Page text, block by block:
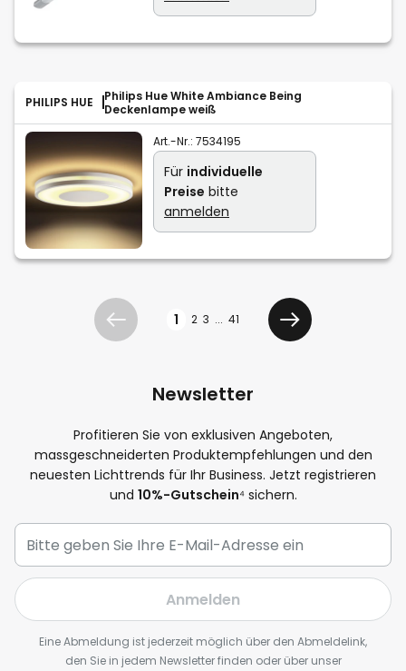
PHILIPS HUE
Philips Hue White Ambiance Being
Deckenlampe weiß
Art.-Nr.: 7534195
Für individuelle
Preise bitte
anmelden
Zurück 1 2 3 ... 41
Weiter
Newsletter
Profitieren Sie von exklusiven Angeboten,
massgeschneiderten Produktempfehlungen und den
neuesten Lichttrends für Ihr Business. Jetzt registrieren
und 10%-Gutschein⁴ sichern.
Anmelden
Eine Abmeldung ist jederzeit möglich über den Abmeldelink,
den Sie in jedem Newsletter finden oder über unser